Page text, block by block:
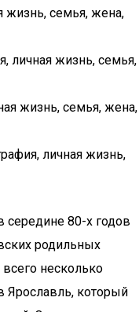
жизнь, семья, жена,
личная жизнь, семья,
жизнь, семья, жена,
личная жизнь,
середине 80-х годов
родильных
несколько
Ярославль, который